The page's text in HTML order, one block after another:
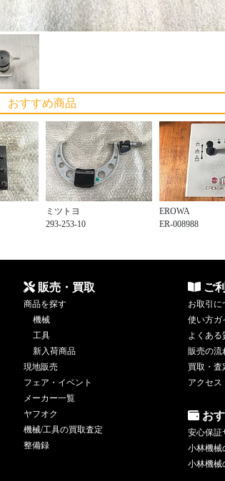
おすすめ商品
ミツトヨ
293-253-10
EROWA
ER-008988
販売・買取
商品を探す
機械
工具
新入荷商品
現地販売
フェア・イベント
メーカー一覧
ヤフオク
機械/工具の買取査定
整備録
ご
お取引に
使い方ガ
よくある
販売の流
買取・査
アクセス
お
安心保証
小林機械
小林機械